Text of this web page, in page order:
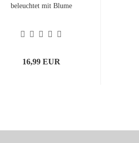
beleuchtet mit Blume
16,99 EUR